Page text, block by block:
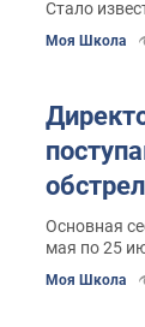
Стало
Моя Школа
Основная
мая по 25
Моя Школа